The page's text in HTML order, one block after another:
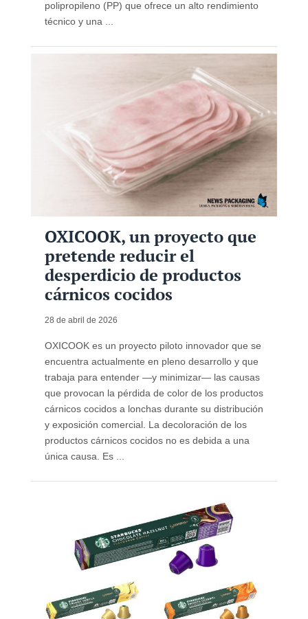
polipropileno (PP) que ofrece un alto rendimiento
técnico y una ...
OXICOOK, un proyecto que
pretende reducir el
desperdicio de productos
cárnicos cocidos
28 de abril de 2026
OXICOOK es un proyecto piloto innovador que se
encuentra actualmente en pleno desarrollo y que
trabaja para entender —y minimizar— las causas
que provocan la pérdida de color de los productos
cárnicos cocidos a lonchas durante su distribución
y exposición comercial. La decoloración de los
productos cárnicos cocidos no es debida a una
única causa. Es ...